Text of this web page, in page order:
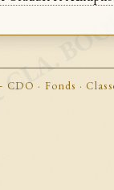
CDO · Fonds ·